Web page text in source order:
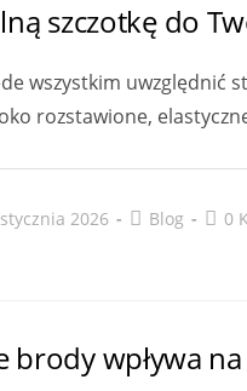
szczotkę do
wszystkim
rozstawione,
2026
PostBlog
Post
0
brody wpływa